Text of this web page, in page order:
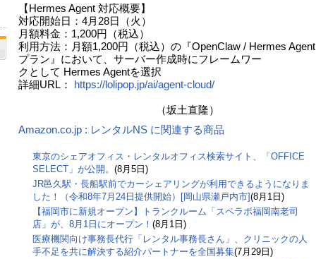
【Hermes Agent 対応概要】
対応開始日：4月28日（火）
月額料金：1,200円（税込）
利用方法：月額1,200円（税込）の『OpenClaw / Hermes Agent
プラン』において、サーバー作成時にフレームワー
クとして Hermes Agentを選択
詳細URL： https://lolipop.jp/ai/agent-cloud/
（坂土直隆）
Amazon.co.jp : レンタルNS に関連する商品
東京のシェアオフィス・レンタルオフィス検索サイト、「OFFICE
SELECT」が公開。 (8月5日)
JR邑久駅・長船駅前でカーシェアリングが利用できるようになりま
した！（令和8年7月24日提供開始）[岡山県瀬戸内市](8月1日)
【福岡市に新規オープン】トランクルーム「スペラボ福岡南老司
店」が、8月1日にオープン！ (8月1日)
医療機関向け事務長代行「レンタル事務長さん」、クリニックの人
手不足を共に解決する紹介パートナーを全国募集(7月29日)